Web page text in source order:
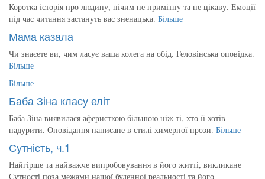
Коротка історія про людину, нічим не примітну та не цікаву. Емоції
під час читання застануть вас зненацька. Більше
Мама казала
Чи знаєете ви, чим ласує ваша колега на обід. Геловінська оповідка.
Більше
Більше
Баба Зіна класу еліт
Баба Зіна виявилася аферисткою більшою ніж ті, хто її хотів
надурити. Оповідання написане в стилі химерної прози. Більше
Сутність, ч.1
Найгірше та найважче випробовування в його житті, викликане
Сутності поза межами нашої буденної реальності та його